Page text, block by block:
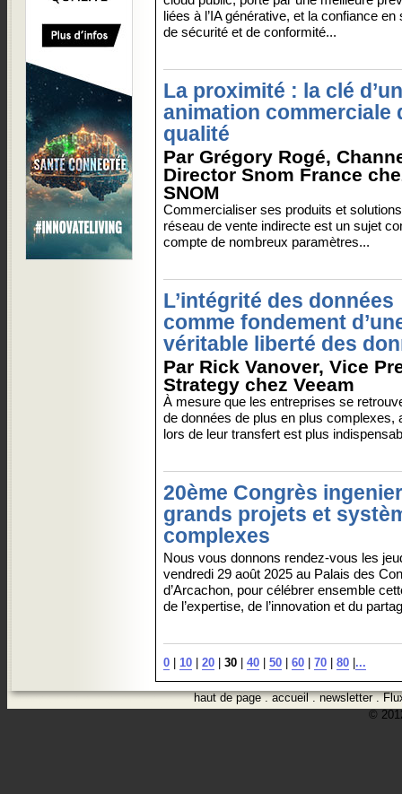
liées à l’IA générative, et la confiance
de sécurité et de conformité...
La proximité : la clé
animation commerciale
qualité
Par Grégory Rogé,
Director Snom France
SNOM
Commercialiser ses produits et
réseau de vente indirecte est un sujet
compte de nombreux paramètres...
L’intégrité des données
comme fondement
véritable liberté des
Par Rick Vanover, Vice
Strategy chez Veeam
À mesure que les entreprises se
de données de plus en plus complexes,
lors de leur transfert est plus
20ème Congrès
grands projets et
complexes
Nous vous donnons rendez-vous les
vendredi 29 août 2025 au Palais des
d’Arcachon, pour célébrer ensemble
de l’expertise, de l’innovation et du
0 | 10 | 20 | 30 | 40 | 50 | 60 | 70 | 80 |...
haut de page.accueil.newsletter.
©